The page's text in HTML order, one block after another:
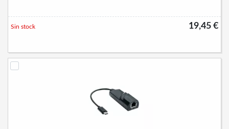
19,45 €
Sin stock